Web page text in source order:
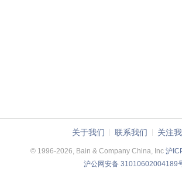
关于我们 联系我们 关注
© 1996-2026, Bain & Company China, Inc沪
沪公网安备 31010602004189